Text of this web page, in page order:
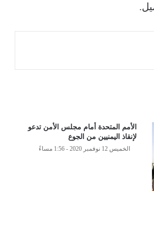
الأمم المتحدة أمام مجلس الأمن تدعو
لإنقاذ اليمنيين من الجوع
الخميس 12 نوفمبر 2020 - 1:56 مساءً